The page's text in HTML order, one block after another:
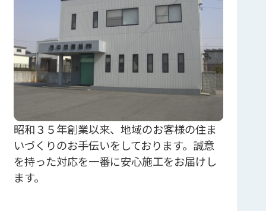
昭和３５年創業以来、地域のお客様の住ま
いづくりのお手伝いをしております。誠意
を持った対応を一番に安心施工をお届けし
ます。